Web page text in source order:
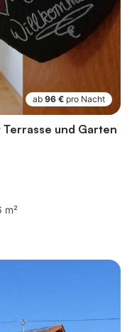
ab 96 € pro Nacht
und Garten
m²